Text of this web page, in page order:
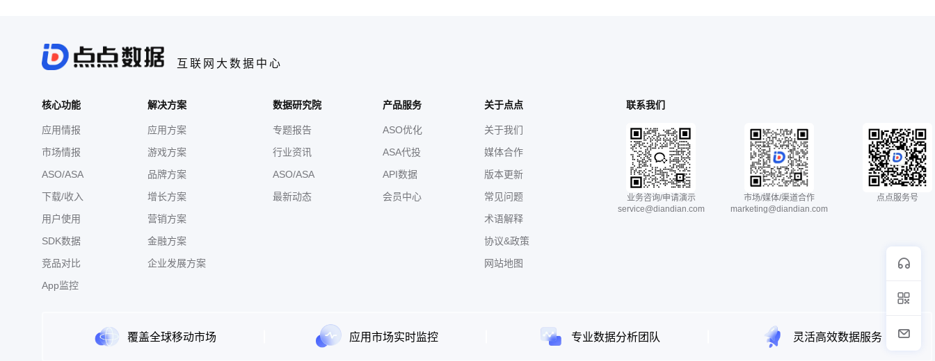
互联网大数据中心
核心功能
应用情报
市场情报
ASO/ASA
下载/收入
用户使用
SDK数据
竞品对比
App监控
解决方案
应用方案
游戏方案
品牌方案
增长方案
营销方案
金融方案
企业发展方案
数据研究院
专题报告
行业资讯
ASO/ASA
最新动态
产品服务
ASO优化
ASA代投
API数据
会员中心
关于点点
关于我们
媒体合作
版本更新
常见问题
术语解释
协议&政策
网站地图
联系我们
业务咨询/申请演示
service@diandian.com
市场/媒体/渠道合作
marketing@diandian.com
点点服务号
覆盖全球移动市场 应用市场实时监控 专业数据分析团队 灵活高效数据服务